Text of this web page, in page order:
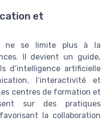
et
ne se limite plus à la
Il devient un guide,
d’intelligence artificielle
l’interactivité et
centres de formation et
sur des pratiques
la collaboration